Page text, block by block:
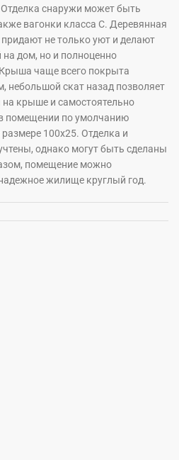
Отделка снаружи может быть
вагонки класса С. Деревянная
не только уют и делают
дом, но и полноценно
чаще всего покрыта
скат назад позволяет
крыше и самостоятельно
помещении по умолчанию
100х25. Отделка и
однако могут быть сделаны
помещение можно
жилище круглый год.